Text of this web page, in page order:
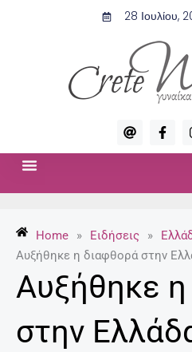
28 Ιουλίου,
A
t
F
a
c
-
f
Home » Ειδήσεις »
Αυξήθηκε η διαφθορά στην
Αυξήθηκε
στην